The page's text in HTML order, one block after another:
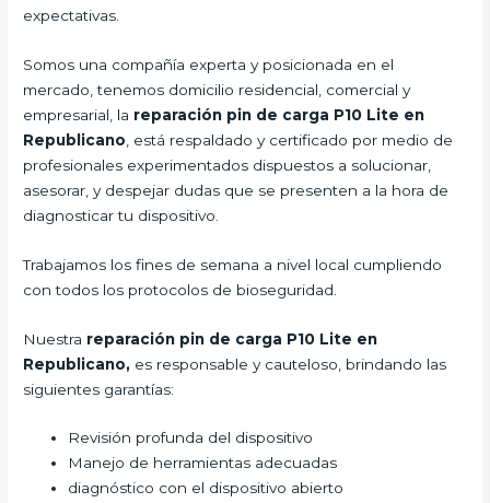
expectativas.
Somos una compañía experta y posicionada en el
mercado, tenemos domicilio residencial, comercial y
empresarial, la reparación pin de carga P10 Lite en
Republicano , está respaldado y certificado por medio de
profesionales experimentados dispuestos a solucionar,
asesorar, y despejar dudas que se presenten a la hora de
diagnosticar tu dispositivo.
Trabajamos los fines de semana a nivel local cumpliendo
con todos los protocolos de bioseguridad.
Nuestra reparación pin de carga P10 Lite en
Republicano, es responsable y cauteloso, brindando las
siguientes garantías:
Revisión profunda del dispositivo
Manejo de herramientas adecuadas
diagnóstico con el dispositivo abierto